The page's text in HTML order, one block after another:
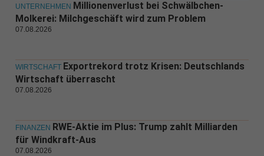
UNTERNEHMEN Millionenverlust bei Schwälbchen-
Molkerei: Milchgeschäft wird zum Problem
07.08.2026
WIRTSCHAFT Exportrekord trotz Krisen: Deutschlands
Wirtschaft überrascht
07.08.2026
FINANZEN RWE-Aktie im Plus: Trump zahlt Milliarden
für Windkraft-Aus
07.08.2026